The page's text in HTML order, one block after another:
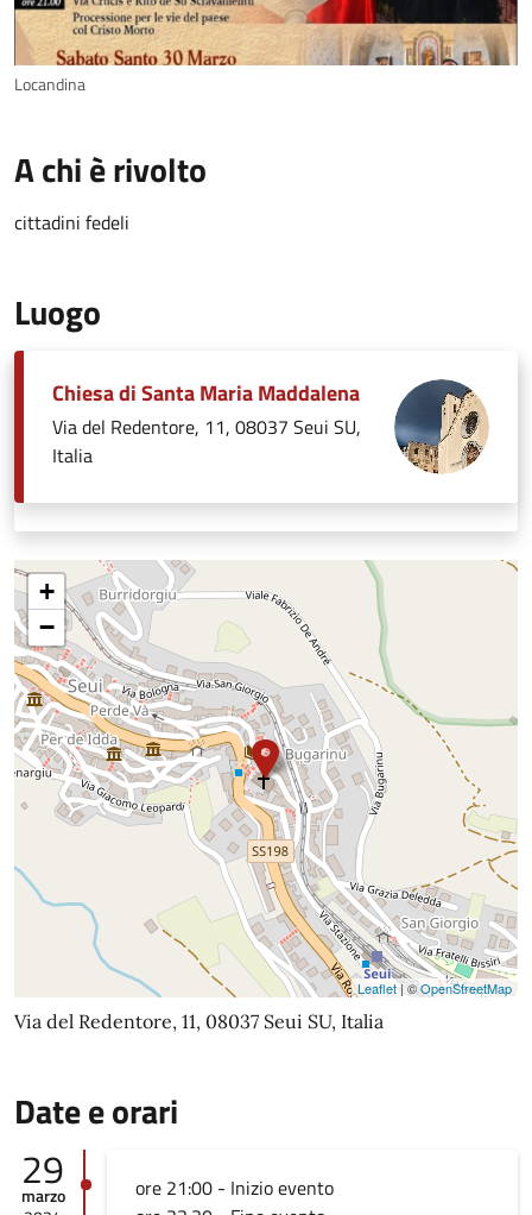
Locandina
A chi è rivolto
cittadini fedeli
Luogo
Chiesa di Santa Maria Maddalena
Via del Redentore, 11, 08037 Seui SU,
Italia
+
−
Leaflet| ©OpenStreetMap
Via del Redentore, 11, 08037 Seui SU, Italia
Date e orari
29
marzo
ore 21:00 - Inizio evento